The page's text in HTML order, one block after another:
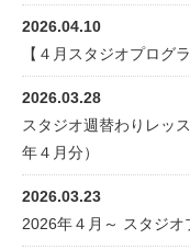
2026.04.10
【４月スタジオプログ
2026.03.28
スタジオ週替わりレッ
年４月分）
2026.03.23
2026年４月～ スタジ